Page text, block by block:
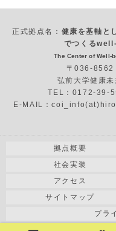
正式拠点名： 健康を基軸と
でつくる
The Center of Well-
〒036-8562
弘前大学健康
TEL：0172-39-
E-MAIL：
拠点概要
社会実装
アクセス
サイトマップ
プラ